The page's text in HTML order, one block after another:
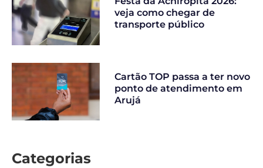
veja como chegar de
transporte público
Cartão TOP passa a ter novo
ponto de atendimento em
Arujá
Categorias